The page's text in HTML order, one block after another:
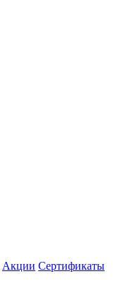
Акции Сертификаты